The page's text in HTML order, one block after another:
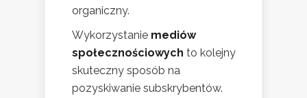
organiczny.
Wykorzystanie mediów
społecznościowych to kolejny
skuteczny sposób na
pozyskiwanie subskrybentów.